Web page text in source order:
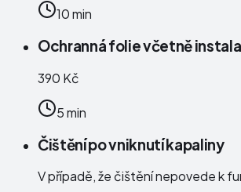
10 min
Ochranná folie včetně
390 Kč
5 min
Čištění po vniknutí kapaliny
V případě, že čištění nepovede k